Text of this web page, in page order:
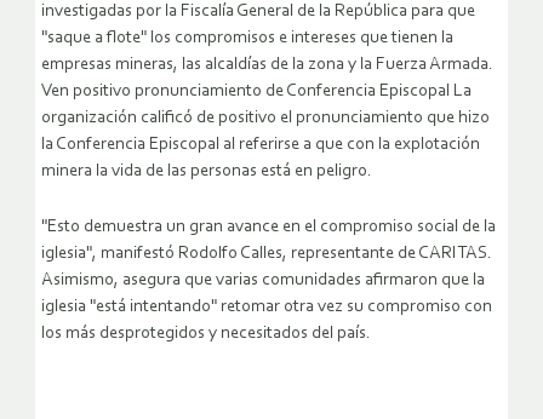
investigadas por la Fiscalía General de la República para que
"saque a flote" los compromisos e intereses que tienen la
empresas mineras, las alcaldías de la zona y la Fuerza Armada.
Ven positivo pronunciamiento de Conferencia Episcopal La
organización calificó de positivo el pronunciamiento que hizo
la Conferencia Episcopal al referirse a que con la explotación
minera la vida de las personas está en peligro.
"Esto demuestra un gran avance en el compromiso social de la
iglesia", manifestó Rodolfo Calles, representante de CARITAS.
Asimismo, asegura que varias comunidades afirmaron que la
iglesia "está intentando" retomar otra vez su compromiso con
los más desprotegidos y necesitados del país.